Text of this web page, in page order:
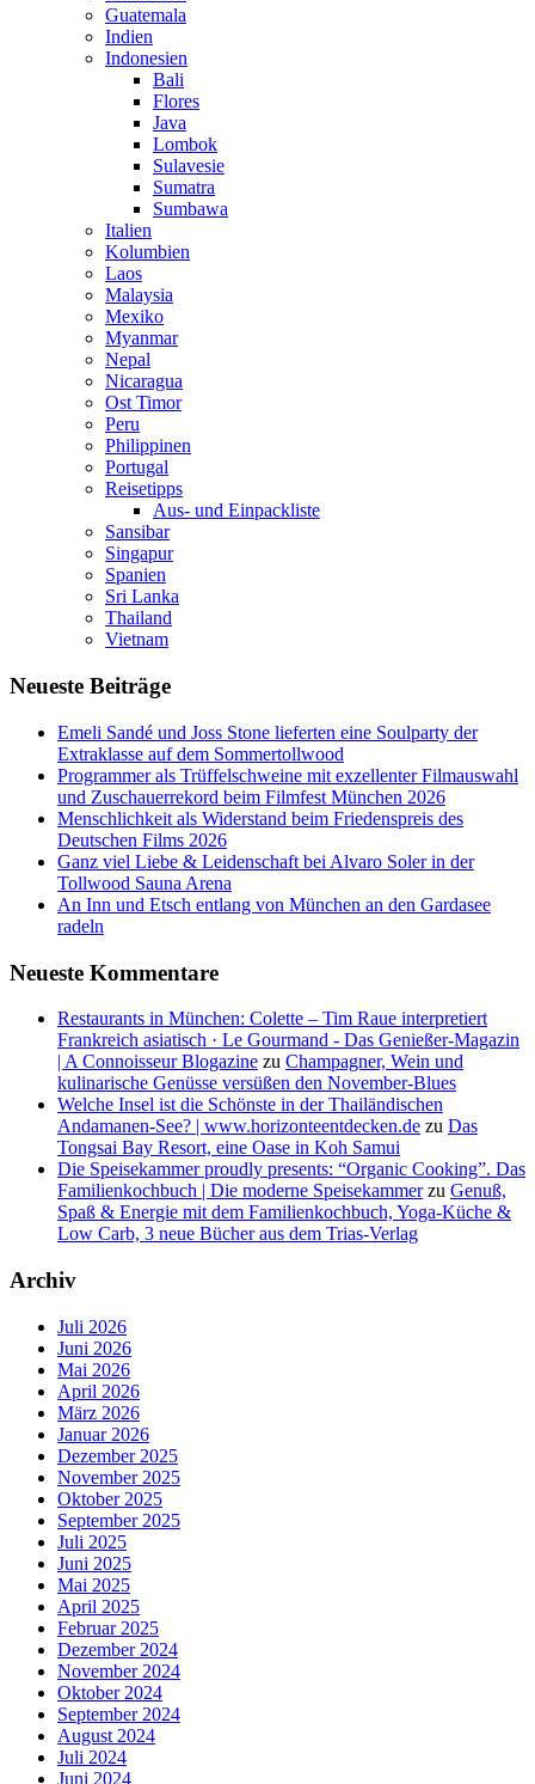
Guatemala
Indien
Indonesien
Bali
Flores
Java
Lombok
Sulavesie
Sumatra
Sumbawa
Italien
Kolumbien
Laos
Malaysia
Mexiko
Myanmar
Nepal
Nicaragua
Ost Timor
Peru
Philippinen
Portugal
Reisetipps
Aus- und Einpackliste
Sansibar
Singapur
Spanien
Sri Lanka
Thailand
Vietnam
Neueste Beiträge
Emeli Sandé und Joss Stone lieferten eine Soulparty der
Extraklasse auf dem Sommertollwood
Programmer als Trüffelschweine mit exzellenter Filmauswahl
und Zuschauerrekord beim Filmfest München 2026
Menschlichkeit als Widerstand beim Friedenspreis des
Deutschen Films 2026
Ganz viel Liebe & Leidenschaft bei Alvaro Soler in der
Tollwood Sauna Arena
An Inn und Etsch entlang von München an den Gardasee
radeln
Neueste Kommentare
Restaurants in München: Colette – Tim Raue interpretiert
Frankreich asiatisch · Le Gourmand - Das Genießer-Magazin
| A Connoisseur Blogazine zu Champagner, Wein und
kulinarische Genüsse versüßen den November-Blues
Welche Insel ist die Schönste in der Thailändischen
Andamanen-See? | www.horizonteentdecken.de zu Das
Tongsai Bay Resort, eine Oase in Koh Samui
Die Speisekammer proudly presents: “Organic Cooking”. Das
Familienkochbuch | Die moderne Speisekammerzu Genuß,
Spaß & Energie mit dem Familienkochbuch, Yoga-Küche &
Low Carb, 3 neue Bücher aus dem Trias-Verlag
Archiv
Juli 2026
Juni 2026
Mai 2026
April 2026
März 2026
Januar 2026
Dezember 2025
November 2025
Oktober 2025
September 2025
Juli 2025
Juni 2025
Mai 2025
April 2025
Februar 2025
Dezember 2024
November 2024
Oktober 2024
September 2024
August 2024
Juli 2024
Juni 2024